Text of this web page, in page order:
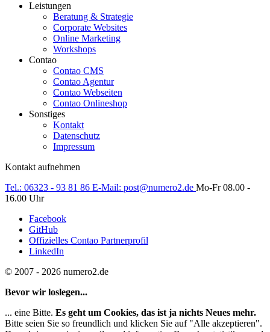
Leistungen
Beratung & Strategie
Corporate Websites
Online Marketing
Workshops
Contao
Contao CMS
Contao Agentur
Contao Webseiten
Contao Onlineshop
Sonstiges
Kontakt
Datenschutz
Impressum
Kontakt aufnehmen
Tel.: 06323 - 93 81 86 E-Mail: post@numero2.de Mo-Fr 08.00 -
16.00 Uhr
Facebook
GitHub
Offizielles Contao Partnerprofil
LinkedIn
© 2007 - 2026 numero2.de
Bevor wir loslegen...
... eine Bitte. Es geht um Cookies, das ist ja nichts Neues mehr.
Bitte seien Sie so freundlich und klicken Sie auf "Alle akzeptieren".